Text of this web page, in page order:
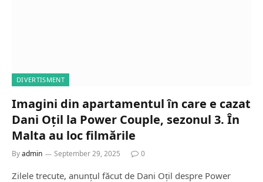
DIVERTISMENT
Imagini din apartamentul în care e cazat
Dani Oțil la Power Couple, sezonul 3. În
Malta au loc filmările
Byadmin September 29, 2025 0
Zilele trecute, anunțul făcut de Dani Oțil despre Power